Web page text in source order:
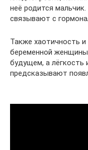
неё родится
связывают с
Также хаотичность
беременной
будущем, а лёгкость
предсказывают